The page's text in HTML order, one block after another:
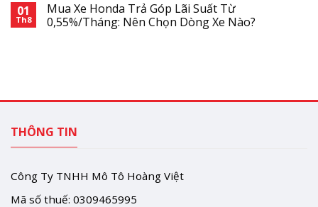
01
Th8
Mua Xe Honda Trả Góp Lãi Suất Từ
0,55%/Tháng: Nên Chọn Dòng Xe Nào?
THÔNG TIN
Công Ty TNHH Mô Tô Hoàng Việt
Mã số thuế: 0309465995